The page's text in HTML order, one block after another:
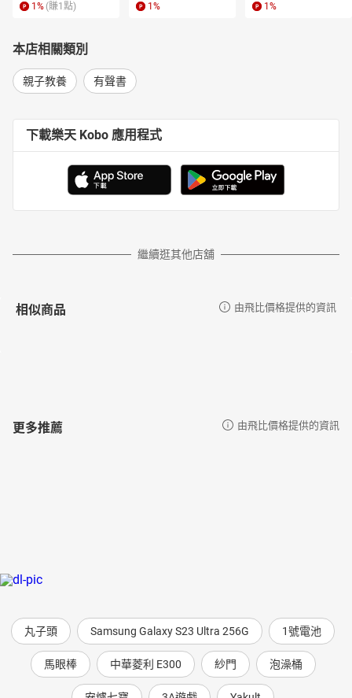
1 % (賺1 點) 1 % 1 %
本店相關類別
親子教養 有聲書
下載樂天 Kobo 應用程式
繼續逛其他店舖
相似商品 由飛比價格提供的資訊
更多推薦 由飛比價格提供的資訊
丸子頭 Samsung Galaxy S23 Ultra 256G 1號電池
馬眼棒 中華菱利 E300 紗門 泡澡桶